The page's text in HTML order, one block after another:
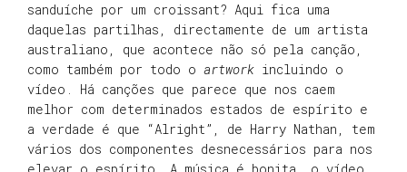
sanduíche por um croissant? Aqui fica uma
daquelas partilhas, directamente de um artista
australiano, que acontece não só pela canção,
como também por todo o artwork incluindo o
vídeo. Há canções que parece que nos caem
melhor com determinados estados de espírito e
a verdade é que “Alright”, de Harry Nathan, tem
vários dos componentes desnecessários para nos